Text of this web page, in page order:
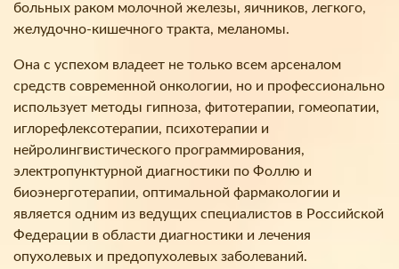
больных раком молочной железы, яичников, легкого,
желудочно-кишечного тракта, меланомы.
Она с успехом владеет не только всем арсеналом
средств современной онкологии, но и профессионально
использует методы гипноза, фитотерапии, гомеопатии,
иглорефлексотерапии, психотерапии и
нейролингвистического программирования,
электропунктурной диагностики по Фоллю и
биоэнерготерапии, оптимальной фармакологии и
является одним из ведущих специалистов в Российской
Федерации в области диагностики и лечения
опухолевых и предопухолевых заболеваний.